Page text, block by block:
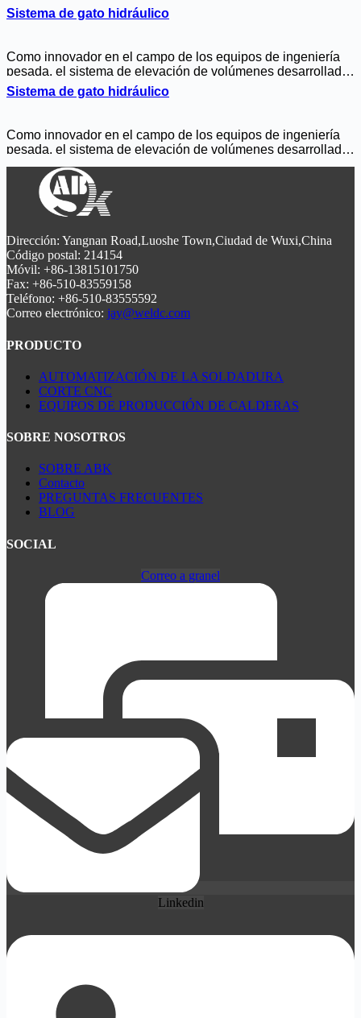
Sistema de gato hidráulico
Como innovador en el campo de los equipos de ingeniería
pesada, el sistema de elevación de volúmenes desarrollado
por WUXI ABK MACHINERY se ha convertido en la
referencia del sector para la instalación de grandes tanques
de acero. Nuestro sistema combina tecnología hidráulica
avanzada y control inteligente para ofrecer soluciones
seguras y fiables a las industrias energética, eléctrica y
química.
Sistema de gato hidráulico
Como innovador en el campo de los equipos de ingeniería
pesada, el sistema de elevación de volúmenes desarrollado
por WUXI ABK MACHINERY se ha convertido en la
referencia del sector para la instalación de grandes tanques
de almacenamiento y la elevación de estructuras pesadas
de acero. Nuestro sistema combina tecnología hidráulica
seguras y fiables a las industrias energética, eléctrica y
química.
Dirección: Yangnan Road,Luoshe Town,Ciudad de Wuxi,China
Código postal: 214154
Móvil: +86-13815101750
Fax: +86-510-83559158
Teléfono: +86-510-83555592
Correo electrónico: jay@weldc.com
PRODUCTO
AUTOMATIZACIÓN DE LA SOLDADURA
CORTE CNC
EQUIPOS DE PRODUCCIÓN DE CALDERAS
SOBRE NOSOTROS
SOBRE ABK
Contacto
PREGUNTAS FRECUENTES
BLOG
SOCIAL
Correo a granel
Linkedin